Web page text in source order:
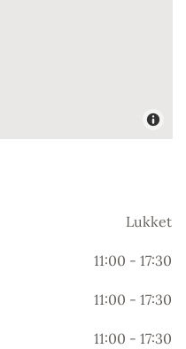
Lukket
11:00 - 17:30
11:00 - 17:30
11:00 - 17:30